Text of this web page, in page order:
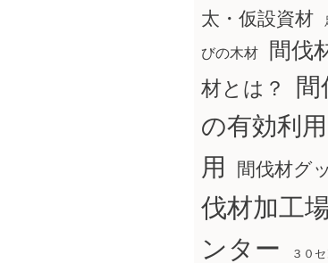
太・仮設資材
びの木材 間伐
材とは？
間
の有効利
用
間伐材グ
伐材加工
ンター
３０